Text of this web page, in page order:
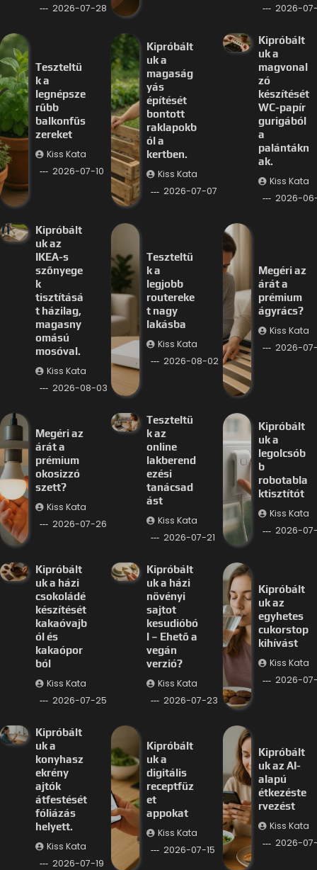
2026-07-28 2026-
Teszteltü
k a
legnépsze
rűbb
balkonfűs
zereket
Kiss Kata
2026-07-10
Kipróbált
uk a
magaság
yás
építését
bontott
raklapokb
ól a
kertben.
Kiss Kata
2026-07-07
Kipróbált
uk a
magvonal
zó
készítését
WC-papír
gurigából
a
palántákn
ak.
Kiss Kata
2026-
Kipróbált
uk az
IKEA-s
szőnyege
k
tisztításá
t házilag,
magasny
omású
mosóval.
Kiss Kata
2026-08-03
Teszteltü
k a
legjobb
routereke
t nagy
lakásba
Kiss Kata
2026-08-02
Megéri az
árát a
prémium
ágyrács?
Kiss Kata
2026-
Megéri az
árát a
prémium
okosizzó
szett?
Kiss Kata
2026-07-26
Teszteltü
k az
online
lakberend
ezési
tanácsad
ást
Kiss Kata
2026-07-21
Kipróbált
uk a
legolcsób
b
robotabla
ktisztítót
Kiss Kata
2026-
Kipróbált
uk a házi
csokoládé
készítését
kakaóvajb
ól és
kakaópor
ból
Kiss Kata
2026-07-25
Kipróbált
uk a házi
növényi
sajtot
kesudióbó
l – Ehető a
vegán
verzió?
Kiss Kata
2026-07-23
Kipróbált
uk az
egyhetes
cukorstop
kihívást
Kiss Kata
2026-
Kipróbált
uk a
konyhasz
ekrény
ajtók
átfestését
fóliázás
helyett.
Kiss Kata
2026-07-19
Kipróbált
uk a
digitális
receptfüz
et
appokat
Kiss Kata
2026-07-15
Kipróbált
uk az AI-
alapú
étkezéste
rvezést
Kiss Kata
2026-